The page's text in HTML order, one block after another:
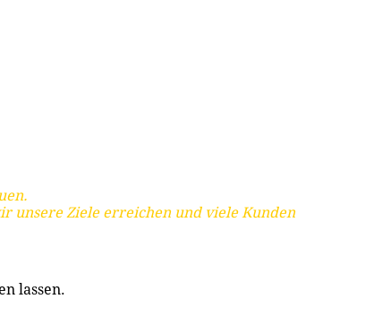
unsere Ziele erreichen und viele Kunden
lassen.